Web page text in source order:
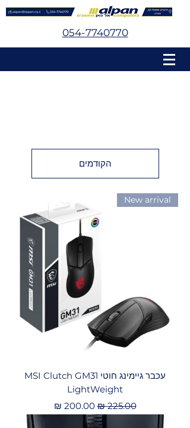
054-7740770
הקודמים
New arrival
עכבר גיימינג ‏חוטי MSI Clutch GM31
LightWeight
מחיר רגיל‏225.00 ‏₪ מחיר מבצע‏200.00 ‏₪